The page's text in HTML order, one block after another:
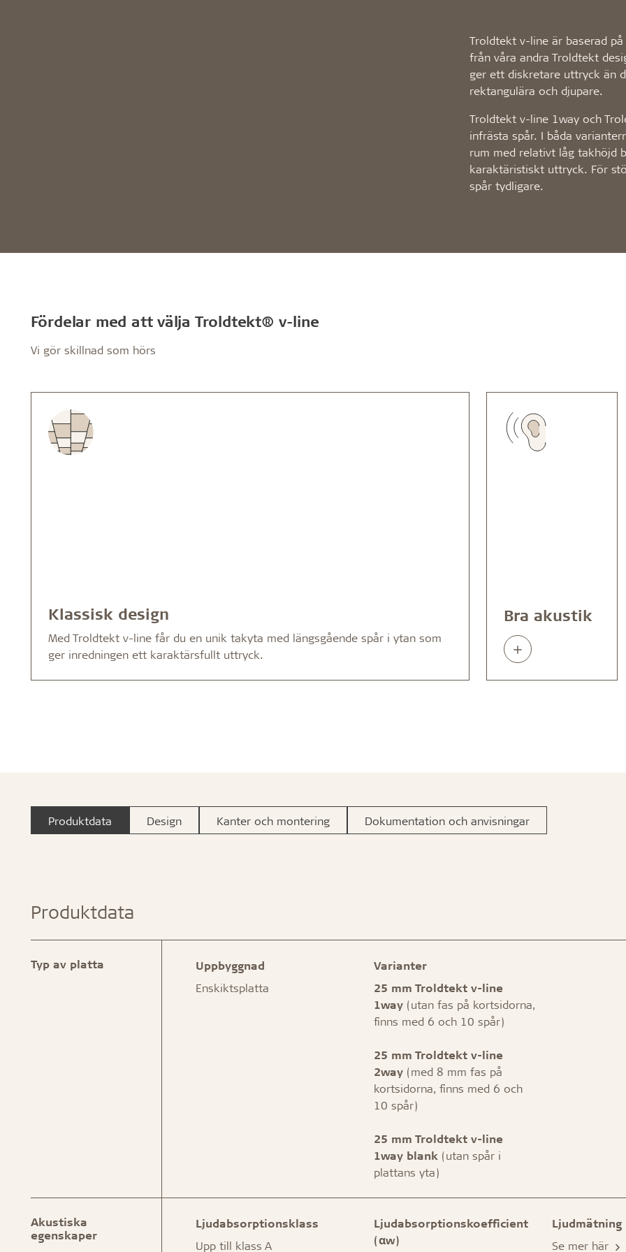
Troldtekt v-line är baserad
från våra andra Troldtekt
ger ett diskretare uttryck än
rektangulära och djupare.
Troldtekt v-line 1way och
infrästa spår. I båda
rum med relativt låg takhöjd
karaktäristiskt uttryck. För
spår tydligare.
Fördelar med att välja Troldtekt® v-line
Vi gör skillnad som hörs
Klassisk design
Med Troldtekt v-line får du en unik takyta med längsgående spår i ytan som
ger inredningen ett karaktärsfullt uttryck.
Bra akustik
Read
about
Produktdata Design Kanter och montering Dokumentation och anvisningar
Produktdata
Typ av platta
Uppbyggnad
Enskiktsplatta
Varianter
25 mm Troldtekt v-line
1way (utan fas på kortsidorna,
finns med 6 och 10 spår)
25 mm Troldtekt v-line
2way (med 8 mm fas på
kortsidorna, finns med 6 och
10 spår)
25 mm Troldtekt v-line
1way blank (utan spår i
plattans yta)
Akustiska
egenskaper
Ljudabsorptionsklass
Upp till klass A
Ljudabsorptionskoefficient
(αw)
Ljudmätning
Se mer här